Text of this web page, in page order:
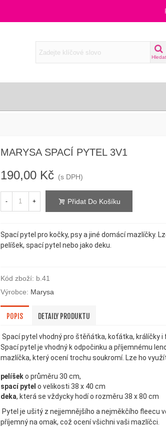
Hledat
MARYSA SPACÍ PYTEL 3V1
190,00 Kč (s DPH)
- + Přidat Do Košíku
Spací pytel pro kočky, psy a jiné domácí mazlíčky.
pelíšek, spací pytel nebo jako deku.
Kód zboží: b.41
Výrobce: Marysa
POPIS DETAILY PRODUKTU
Spací pytel vhodný pro štěňátka, koťátka, králíčky i
Spací pytel je vhodný k odpočinku a příjemnému
mazlíčka, který ocení trochu soukromí. Lze ho
pelíšeko průměru 30 cm,
spací pytel o velikosti 38 x 40 cm
deka, která se vždycky hodí o rozměru 38 x 80 cm
Pytel je ušitý z nejjemnějšího a nejměkčího fleecu
příjemný na omak, což ocení všichni vaši mazlíčci.